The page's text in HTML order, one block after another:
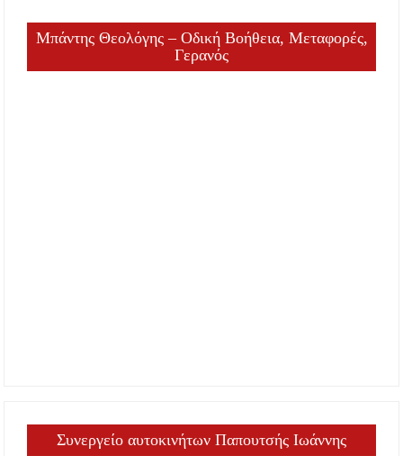
Μπάντης Θεολόγης – Οδική Βοήθεια, Μεταφορές,
Γερανός
Συνεργείο αυτοκινήτων Παπουτσής Ιωάννης